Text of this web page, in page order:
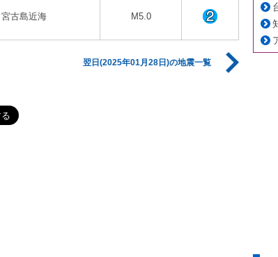
宮古島近海 M5.0
翌日(2025年01月28日)の地震一覧